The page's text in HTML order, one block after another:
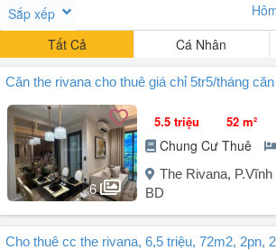
Sắp xếp
Tất Cả
Cá Nhân
Căn the rivana cho thuê giá chỉ 5tr5/tháng
6
5.5 triệu 52 m²
Chung Cư Thuê
The Rivana,
BD
Người đăng: Đặng Văn Lo (6 tin đăng)
Cho thuê cc the rivana, 6,5 triệu, 72m2, 2pn,